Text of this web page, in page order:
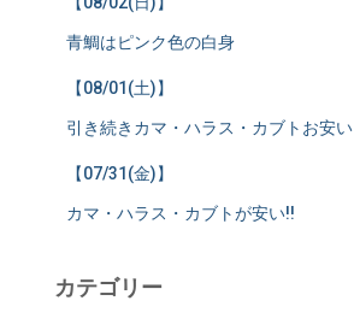
青鯛はピンク色の白身
【08/01(土)】
引き続きカマ・ハラス・カブトお安い
【07/31(金)】
カマ・ハラス・カブトが安い!!
カテゴリー